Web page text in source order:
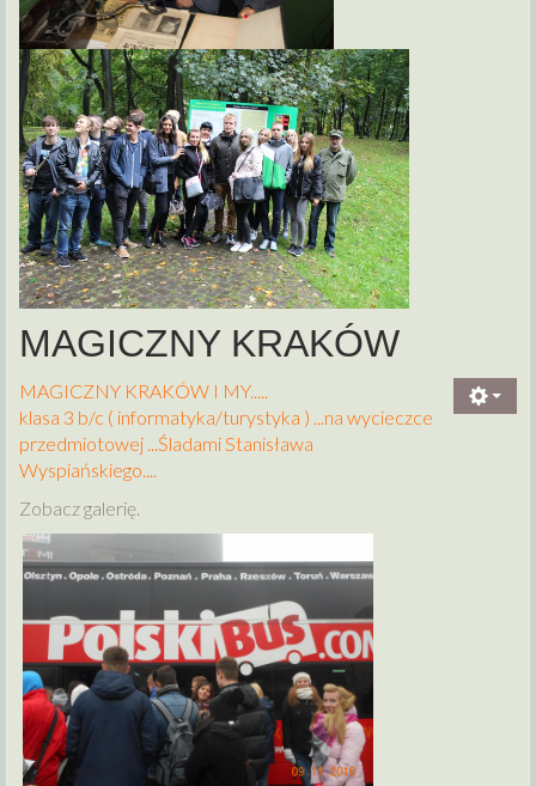
MAGICZNY KRAKÓW
MAGICZNY KRAKÓW I MY.....
klasa 3 b/c ( informatyka/turystyka ) ...na wycieczce
przedmiotowej ...Śladami Stanisława
Wyspiańskiego....
Zobacz galerię.